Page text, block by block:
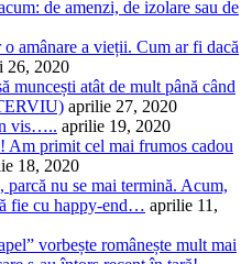
de amenzi, de izolare sau de
amânare a vieții. Cum ar fi dacă
26, 2020
muncești atât de mult până când
aprilie 27, 2020
vis….. aprilie 19, 2020
Am primit cel mai frumos cadou
18, 2020
parcă nu se mai termină. Acum,
fie cu happy-end… aprilie 11,
vorbește românește mult mai